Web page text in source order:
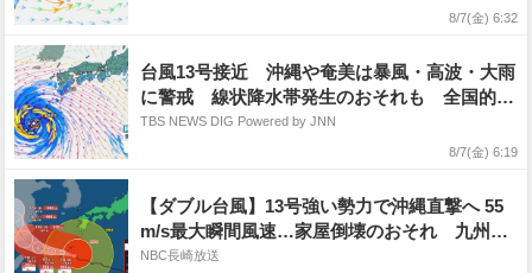
8/7(金) 6:32
台風13号接近 沖縄や奄美は暴風・高波・大雨
に警戒 線状降水帯発生のおそれも 全国的に
厳しい暑さ
TBS NEWS DIG Powered by JNN
8/7(金) 6:19
【ダブル台風】13号強い勢力で沖縄直撃へ 55
m/s最大瞬間風速…家屋倒壊のおそれ 九州も
強風域 15号は来週北日本にかなり接近か【7
NBC長崎放送